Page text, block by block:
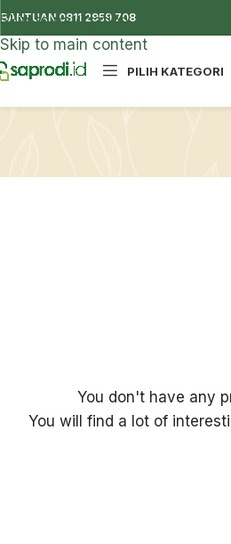
Skip to navigation
Skip to main content
BANTUAN 0811 2959 708
PILIH KATEGORI
You don't have any
You will find a lot of